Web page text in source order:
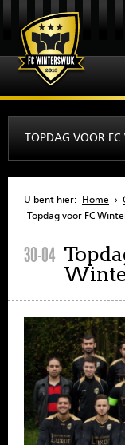
OVER FCW
INFORMATIE
SENIOREN
SPONSOREN
CONTACT
TOPDAG VOOR
U bent hier: Home ›
Topdag voor FC
30-04